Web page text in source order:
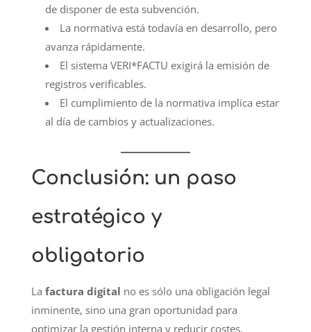
de disponer de esta subvención.
La normativa está todavía en desarrollo, pero
avanza rápidamente.
El sistema VERI*FACTU exigirá la emisión de
registros verificables.
El cumplimiento de la normativa implica estar
al día de cambios y actualizaciones.
Conclusión: un paso
estratégico y
obligatorio
La factura digital no es sólo una obligación legal
inminente, sino una gran oportunidad para
optimizar la gestión interna y reducir costes.